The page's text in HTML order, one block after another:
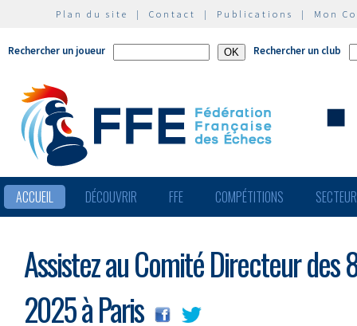
Plan du site | Contact | Publications | Mon
Rechercher un joueur Rechercher un club
ACCUEIL DÉCOUVRIR FFE COMPÉTITIONS
Assistez au Comité Directeur des
2025 à Paris